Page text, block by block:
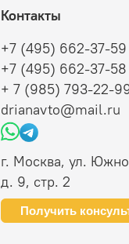
Контакты
+7 (495) 662-37-59
+7 (495) 662-37-58
+ 7 (985) 793-22-
drianavto@mail.ru
г. Москва, ул.
д. 9, стр. 2
Получить